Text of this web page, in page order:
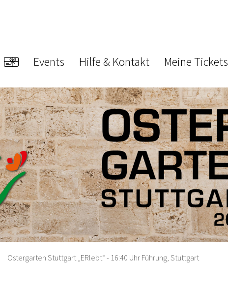
Events Hilfe & Kontakt Meine Tickets
Ostergarten Stuttgart „ERlebt“ - 16:40 Uhr Führung, Stuttgart